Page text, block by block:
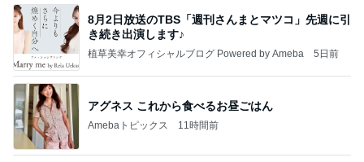
8月2日放送のTBS「週刊さんまとマツコ」先週に引
き続き出演します♪
植草美幸オフィシャルブログ Powered by Ameba 5日前
アグネス これから食べるお昼ごはん
Amebaトピックス 11時間前